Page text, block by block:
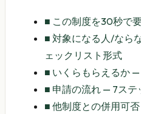
■ この制度を30秒で
■ 対象になる人/なら
ェックリスト形式
■ いくらもらえるか
■ 申請の流れ — 7ステ
■ 他制度との併用可否